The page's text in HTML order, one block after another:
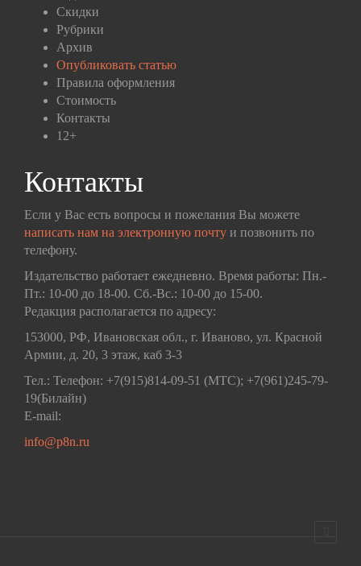
Скидки
Рубрики
Архив
Опубликовать статью
Правила оформления
Стоимость
Контакты
12+
Контакты
Если у Вас есть вопросы и пожелания Вы можете
написать нам на электронную почту и позвонить по
телефону.
Издательство работает ежедневно. Время работы: Пн.-
Пт.: 10-00 до 18-00. Сб.-Вс.: 10-00 до 15-00.
Редакция располагается по адресу:
153000, РФ, Ивановская обл., г. Иваново, ул. Красной
Армии, д. 20, 3 этаж, каб 3-3
Тел.: Телефон: +7(915)814-09-51 (МТС); +7(961)245-79-
19(Билайн)
E-mail:
info@p8n.ru